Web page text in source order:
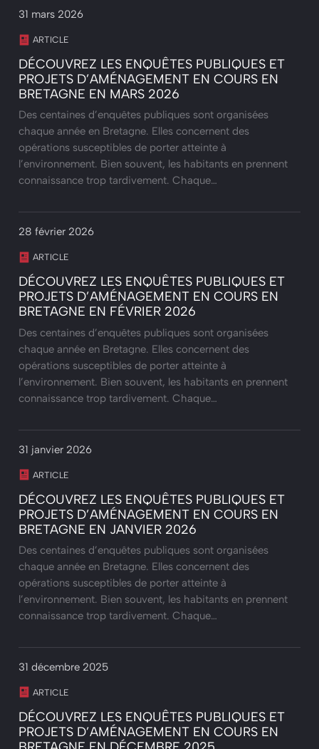
31 mars 2026
ARTICLE
DÉCOUVREZ LES ENQUÊTES PUBLIQUES ET
PROJETS D’AMÉNAGEMENT EN COURS EN
BRETAGNE EN MARS 2026
Des centaines d’enquêtes publiques sont organisées
chaque année en Bretagne. Elles concernent des
opérations susceptibles de porter atteinte à
l’environnement. Bien souvent, les habitants en prennent
connaissance trop tardivement. Chaque…
28 février 2026
ARTICLE
DÉCOUVREZ LES ENQUÊTES PUBLIQUES ET
PROJETS D’AMÉNAGEMENT EN COURS EN
BRETAGNE EN FÉVRIER 2026
Des centaines d’enquêtes publiques sont organisées
chaque année en Bretagne. Elles concernent des
opérations susceptibles de porter atteinte à
l’environnement. Bien souvent, les habitants en prennent
connaissance trop tardivement. Chaque…
31 janvier 2026
ARTICLE
DÉCOUVREZ LES ENQUÊTES PUBLIQUES ET
PROJETS D’AMÉNAGEMENT EN COURS EN
BRETAGNE EN JANVIER 2026
Des centaines d’enquêtes publiques sont organisées
chaque année en Bretagne. Elles concernent des
opérations susceptibles de porter atteinte à
l’environnement. Bien souvent, les habitants en prennent
connaissance trop tardivement. Chaque…
31 décembre 2025
ARTICLE
DÉCOUVREZ LES ENQUÊTES PUBLIQUES ET
PROJETS D’AMÉNAGEMENT EN COURS EN